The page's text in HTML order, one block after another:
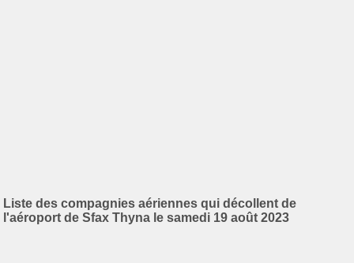
Liste des compagnies aériennes qui décollent de
l'aéroport de Sfax Thyna le samedi 19 août 2023